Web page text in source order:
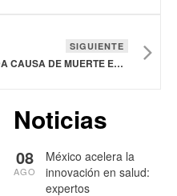
SIGUIENTE
CÁNCER INFANTIL ES LA SEGUNDA CAUSA DE MUERTE EN MENORES DE CINCO A 14 AÑOS EN MÉXICO
Noticias
México acelera la
innovación en salud:
expertos
08
AGO